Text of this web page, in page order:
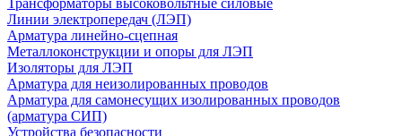
Трансформаторы высоковольтные силовые
Линии электропередач (ЛЭП)
Арматура линейно-сцепная
Металлоконструкции и опоры для ЛЭП
Изоляторы для ЛЭП
Арматура для неизолированных проводов
Арматура для самонесущих изолированных проводов
(арматура СИП)
Устройства безопасности